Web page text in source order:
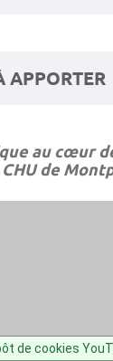
APPORTER
au cœur
de
de cookies